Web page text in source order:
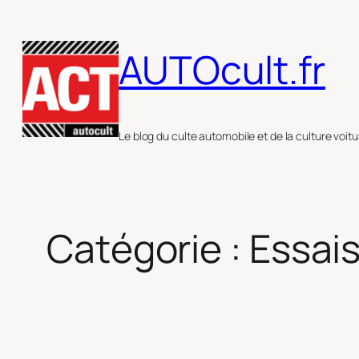
au
contenu
AUTOcult.fr
Le blog du culte automobile et de la culture
Catégorie :